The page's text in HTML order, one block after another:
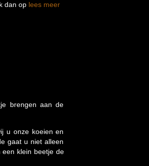
dan op lees meer
brengen aan de
u onze koeien en
gaat u niet alleen
een klein beetje de